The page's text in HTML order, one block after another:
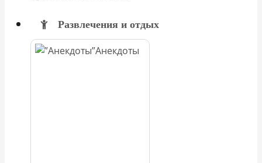
Развлечения и отдых
Анекдоты